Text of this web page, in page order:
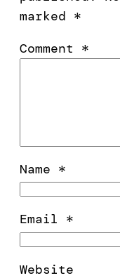
marked *
Comment *
Name *
Email *
Website